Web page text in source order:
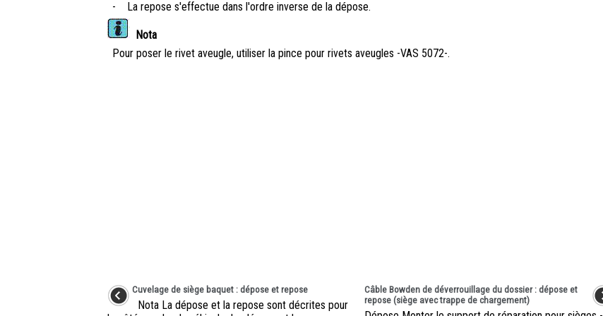
- La repose s'effectue dans l'ordre inverse de la dépose.
Nota
Pour poser le rivet aveugle, utiliser la pince pour rivets aveugles -VAS 5072-.
Cuvelage de siège baquet : dépose et repose
Nota La dépose et la repose sont décrites pour
Câble Bowden de déverrouillage du dossier : dépose et
repose (siège avec trappe de chargement)